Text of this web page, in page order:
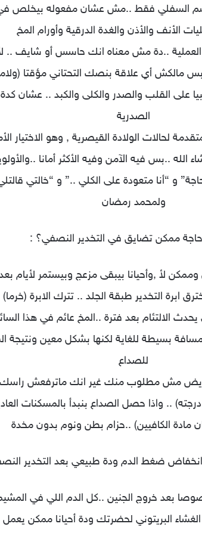
السفلي فقط ..مش عشان مفعوله بيخلص في
الأنف والأذن والغدة الدرقية وأورام المخ
..دة مش معناه انك حاسس أو شايف ..
مالكش أي علاقة بنصك التحتاني مؤقتا
على القلب والصدر والكلى والكبد ..
الصدرية
لحالات الولادة القيصرية , وهو الاختيار
الله ..بس فيه الآمن وفيه الأكثر أمانا
و “أنا متعودة على الكلي ..” و “خالتي
ولمحمد رمضان
حاجة ممكن تضايق في التخدير النصفي؟ :
ابرة التخدير طبقة الجلد .. تترك الابرة
الالتئام بعد فترة ..المخ عائم في هذا
بسيطة للغاية لكنها بشكل معين ونتيجة
للصداع
كمريض مش مطلوب منك غير انك ماترفعش
.. واذا حصل الصداع بنبدأ بالمسكنات
مادة الكافيين) ..حزام بطن ونوم بدون مخدة
بعد خروج الجنين ..كل الدم اللي في
البريتوني لحضرتك ودة أحيانا ممكن